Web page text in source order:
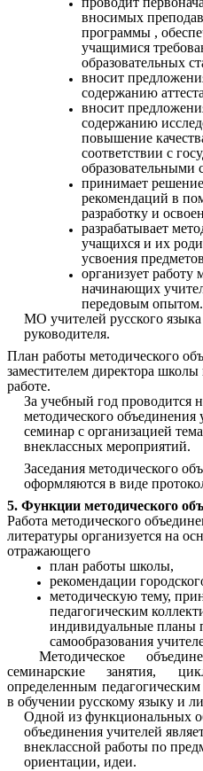
вносимых
программы ,
учащимися
образовательных
вносит
содержанию
вносит
содержанию
повышение
соответствии с
образовательными
принимает
рекомендаций в
разработку и
разрабатывает
учащихся и их
усвоения предметов
организует работу
начинающих
передовым опытом.
МО учителей русского
руководителя.
План работы методического
заместителем директора
работе.
За учебный год проводится
методического объединения
семинар с организацией
внеклассных мероприятий.
Заседания методического
оформляются в виде
5. Функции методического
Работа методического
литературы организуется на
отражающего
план работы школы,
рекомендации
методическую тему,
педагогическим
индивидуальные планы
самообразования
Методическое
семинарские занятия,
определенным
в обучении русскому языку и
Одной из функциональных
объединения учителей
внеклассной работы по
ориентации, идеи.